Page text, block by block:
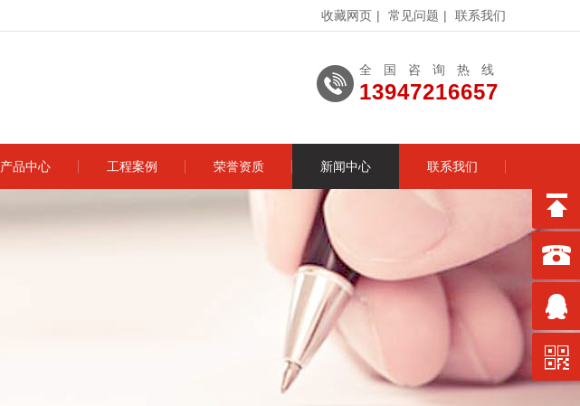
收藏网页 | 常见问题 | 联系我们
全国咨询热线
13947216657
产品中心 工程案例 荣誉资质 新闻中心 联系我们